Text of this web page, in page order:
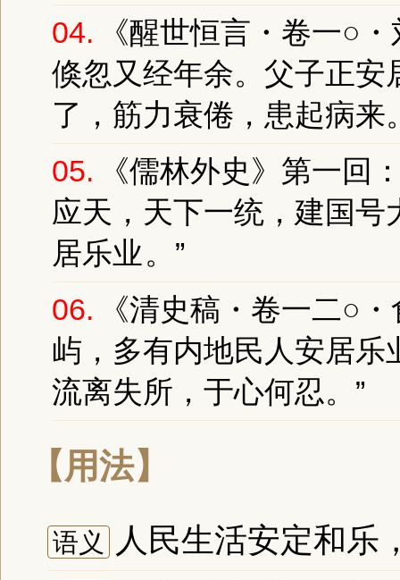
04.
《醒世恒言・卷一○
倏忽又经年余。父子正安
了，筋力衰倦，患起病来
05.
《儒林外史》第一回
应天，天下一统，建国
居乐业。”
06.
《清史稿・卷一二○
屿，多有内地民人安居乐
流离失所，于心何忍。”
【用法】
语义 人民生活安定和乐